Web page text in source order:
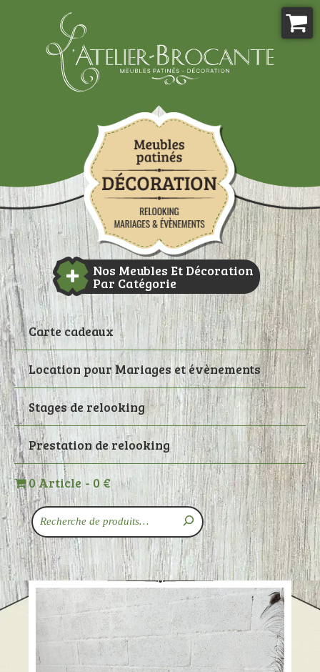
Nos Meubles Et Décoration
Par Catégorie
Carte cadeaux
Location pour Mariages et évènements
Stages de relooking
Prestation de relooking
0 Article 0 €
Recherche